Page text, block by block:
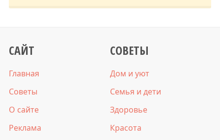
САЙТ
Главная
Советы
О сайте
Реклама
СОВЕТЫ
Дом и уют
Семья и дети
Здоровье
Красота